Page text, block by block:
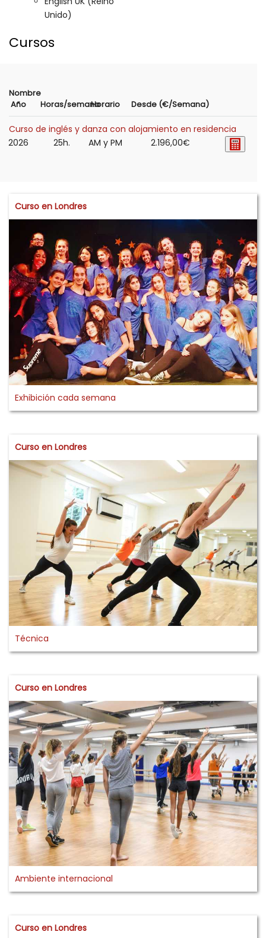
Unido)
Cursos
Nombre
Año
Horas/semanaHorario Desde (€/Semana)
Curso de inglés y danza con alojamiento en residencia
2026
25h. AM y PM 2.196,00€
Curso en Londres
Exhibición cada semana
Curso en Londres
Técnica
Curso en Londres
Ambiente internacional
Curso en Londres